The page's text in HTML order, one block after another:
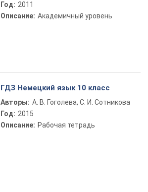
Год: 2011
Описание: Академичный уровень
ГДЗ Немецкий язык 10 класс
Авторы: А. В. Гоголева, С. И. Сотникова
Год: 2015
Описание: Рабочая тетрадь